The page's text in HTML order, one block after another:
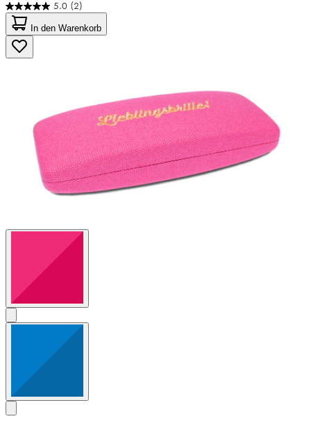
5.0 (2)
5.0
von
5
Sternen.
2
In den Warenkorb